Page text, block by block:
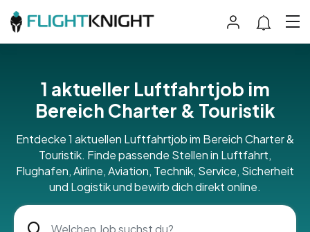
1 aktueller Luftfahrtjob im
Bereich Charter & Touristik
Entdecke 1 aktuellen Luftfahrtjob im Bereich Charter &
Touristik. Finde passende Stellen in Luftfahrt,
Flughafen, Airline, Aviation, Technik, Service, Sicherheit
und Logistik und bewirb dich direkt online.